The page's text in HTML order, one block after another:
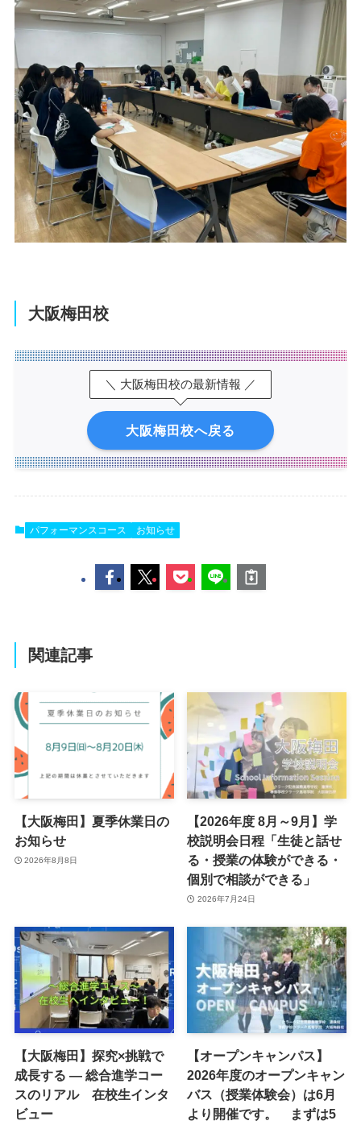
大阪梅田校
＼ 大阪梅田校の最新情報 ／
大阪梅田校へ戻る
パフォーマンスコース お知らせ
関連記事
【大阪梅田】夏季休業日の
お知らせ
2026年8月8日
【2026年度 8月～9月】学
校説明会日程「生徒と話せ
る・授業の体験ができる・
個別で相談ができる」
2026年7月24日
【大阪梅田】探究×挑戦で
成長する ― 総合進学コー
スのリアル 在校生インタ
ビュー
【オープンキャンパス】
2026年度のオープンキャン
バス（授業体験会）は6月
より開催です。 まずは5